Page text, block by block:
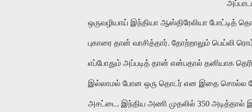
ஒருவழியாய் இந்தியா ஆஸ்திரேலியா போட்டித்
புகாரை தான் வாசித்தார். தோற்றாலும் பெய்லி
எப்போதும் அப்படித் தான் என்பதால் தனியாக
இல்லாமல் போன ஒரு தொடர் என இதை சொல்ல
அசட்டை. இந்திய அணி முதலில் 350 அடித்தால்